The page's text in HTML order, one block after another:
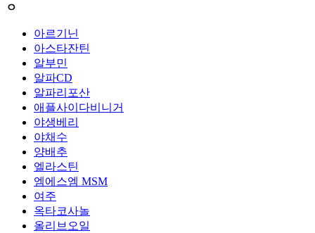
ㅇ
아르기닌
아스타잔틴
알부민
알파CD
알파리포산
애플사이다비니거
야생베리
야채수
양배추
엘라스틴
엠에스엠 MSM
여주
옥타코사놀
올리브오일